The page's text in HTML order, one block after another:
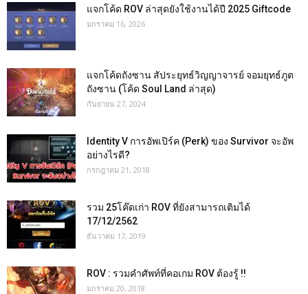
แจกโค้ด ROV ล่าสุดยังใช้งานได้ปี 2025 Giftcode
มกราคม 16, 2026
แจกโค้ดถังซาน สัประยุทธ์วิญญาจารย์ จอมยุทธ์ภูต
ถังซาน (โค้ด Soul Land ล่าสุด)
กันยายน 27, 2024
Identity V การอัพเปิร์ค (Perk) ของ Survivor จะอัพ
อย่างไรดี?
กรกฎาคม 21, 2018
รวม 25โค๊ดเก่า ROV ที่ยังสามารถเติมได้
17/12/2562
ธันวาคม 17, 2019
ROV : รวมคำศัพท์ที่คอเกม ROV ต้องรู้ !!
มกราคม 20, 2018